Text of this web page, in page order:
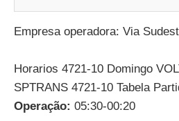
Empresa operadora: Via
Horarios 4721-10 Domingo
SPTRANS 4721-10 Tabela
Operação: 05:30-00:20